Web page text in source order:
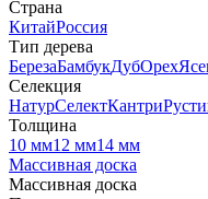
Страна
КитайРоссия
Тип дерева
БерезаБамбукДубОрех
Селекция
НатурСелектКантри
Толщина
10 мм12 мм14 мм
Массивная доска
Массивная доска